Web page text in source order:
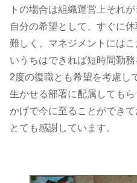
トの場合は組織運営上それ
自分の希望として、すぐに
難しく、マネジメントには
いうちはできれば短時間勤
2度の復職とも希望を考慮し
生かせる部署に配属しても
かげで今に至ることができ
とても感謝しています。